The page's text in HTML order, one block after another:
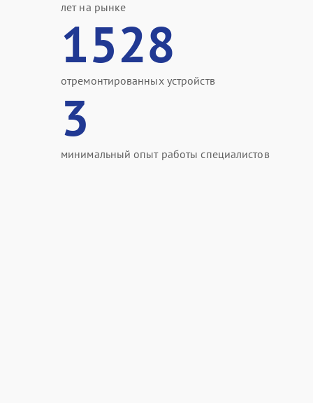
лет на рынке
1528
отремонтированных устройств
3
минимальный опыт работы специалистов